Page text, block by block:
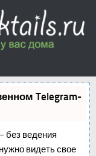
Telegram-
без ведения
видеть свое